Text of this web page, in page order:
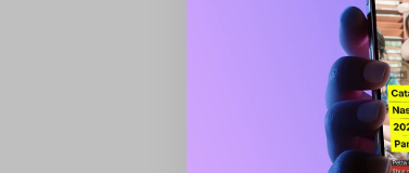
Alief menceritakan
ibu memilih
provinsi. Menurut
“Mama bilang ingin